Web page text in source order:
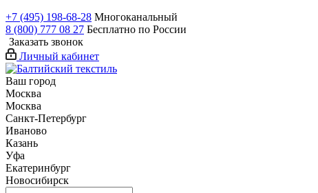
+7 (495) 198-68-28 Многоканальный
8 (800) 777 08 27 Бесплатно по России
Заказать звонок
Личный кабинет
Ваш город
Москва
Москва
Санкт-Петербург
Иваново
Казань
Уфа
Екатеринбург
Новосибирск